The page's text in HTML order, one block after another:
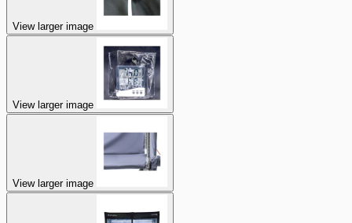
View larger image
View larger image
View larger image